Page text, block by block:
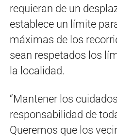
requieran de un
establece un límite
máximas de los
sean respetados los
la localidad.
“Mantener los
responsabilidad de
Queremos que los